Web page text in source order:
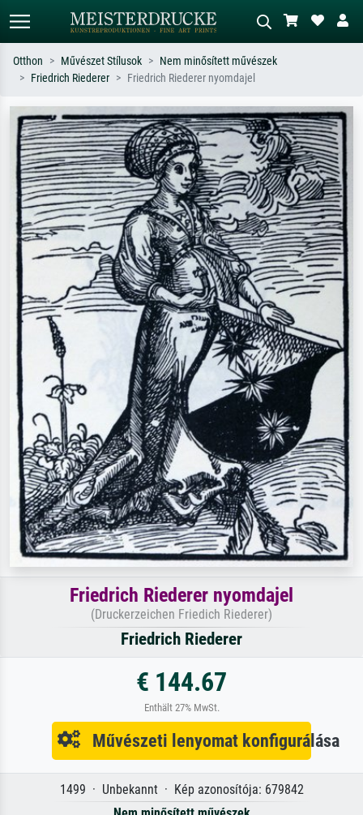
Keressen művész, műcím vagy stílus
szerint – pl. Monet, Csillagos éj,
impresszionizmus, Hokusai-hullám,
akt.
Írja le a jelenetet – pl. zöld rét, sok
piros absztrakt, sötét olajkép, álló akt
egy fa mellett.
Otthon Művészet Stílusok
Nem minősített művészek
Friedrich Riederer
Friedrich Riederer nyomdajel
Friedrich Riederer nyomdajel
(Druckerzeichen Friedich Riederer)
Friedrich Riederer
€ 144.67
Enthält 27% MwSt.
Művészeti lenyomat konfigurálása
1499 · Unbekannt · Kép azonosítója: 679842